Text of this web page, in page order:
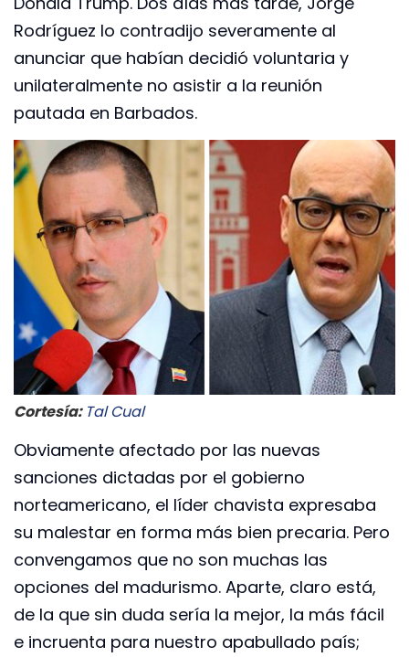
Rodríguez lo contradijo severamente al
anunciar que habían decidió voluntaria y
unilateralmente no asistir a la reunión
pautada en Barbados.
Cortesía: Tal Cual
Obviamente afectado por las nuevas
sanciones dictadas por el gobierno
norteamericano, el líder chavista expresaba
su malestar en forma más bien precaria. Pero
convengamos que no son muchas las
opciones del madurismo. Aparte, claro está,
de la que sin duda sería la mejor, la más fácil
e incruenta para nuestro apabullado país;